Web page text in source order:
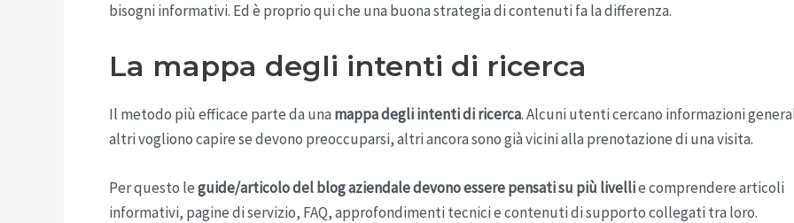
bisogni informativi. Ed è proprio qui che una buona strategia di contenuti fa la differenza.
La mappa degli intenti di ricerca
Il metodo più efficace parte da una mappa degli intenti di ricerca. Alcuni utenti cercano informazioni
altri vogliono capire se devono preoccuparsi, altri ancora sono già vicini alla prenotazione di una visita.
Per questo leguide/articolo del blog aziendale devono essere pensati su più livellie comprendere articoli
informativi, pagine di servizio, FAQ, approfondimenti tecnici e contenuti di supporto collegati tra loro.